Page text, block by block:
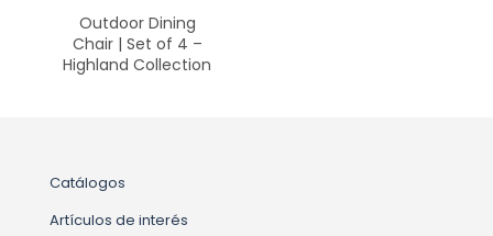
Outdoor Dining
Chair | Set of 4 –
Highland Collection
Catálogos
Artículos de interés